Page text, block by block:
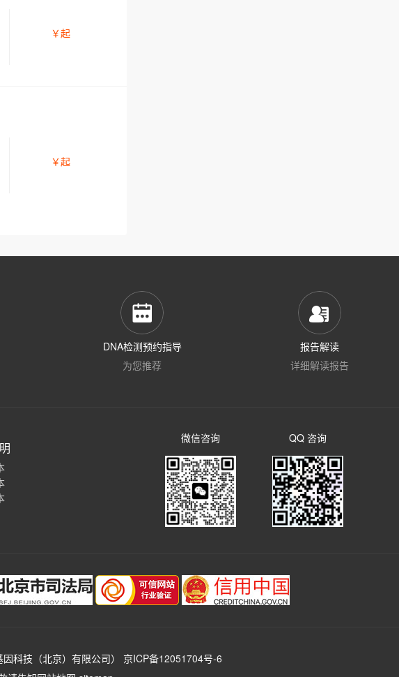
￥起
￥起
DNA检测预约指导
为您推荐
报告解读
详细解读报告
微信咨询 QQ 咨询
科技（北京）有限公司）
京ICP备12051704号-6